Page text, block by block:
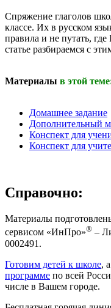
Спряжение глаголов
классе. Их в русском
правила и не путать,
статье разбираемся с
Материалы в этой
Домашнее задание
Дополнительный
Конспект для
Конспект для
Справочно:
Материалы
сервисом «ИнПро»® –
0002491.
Готовим детей к школе,
программе по всей
числе в Вашем городе.